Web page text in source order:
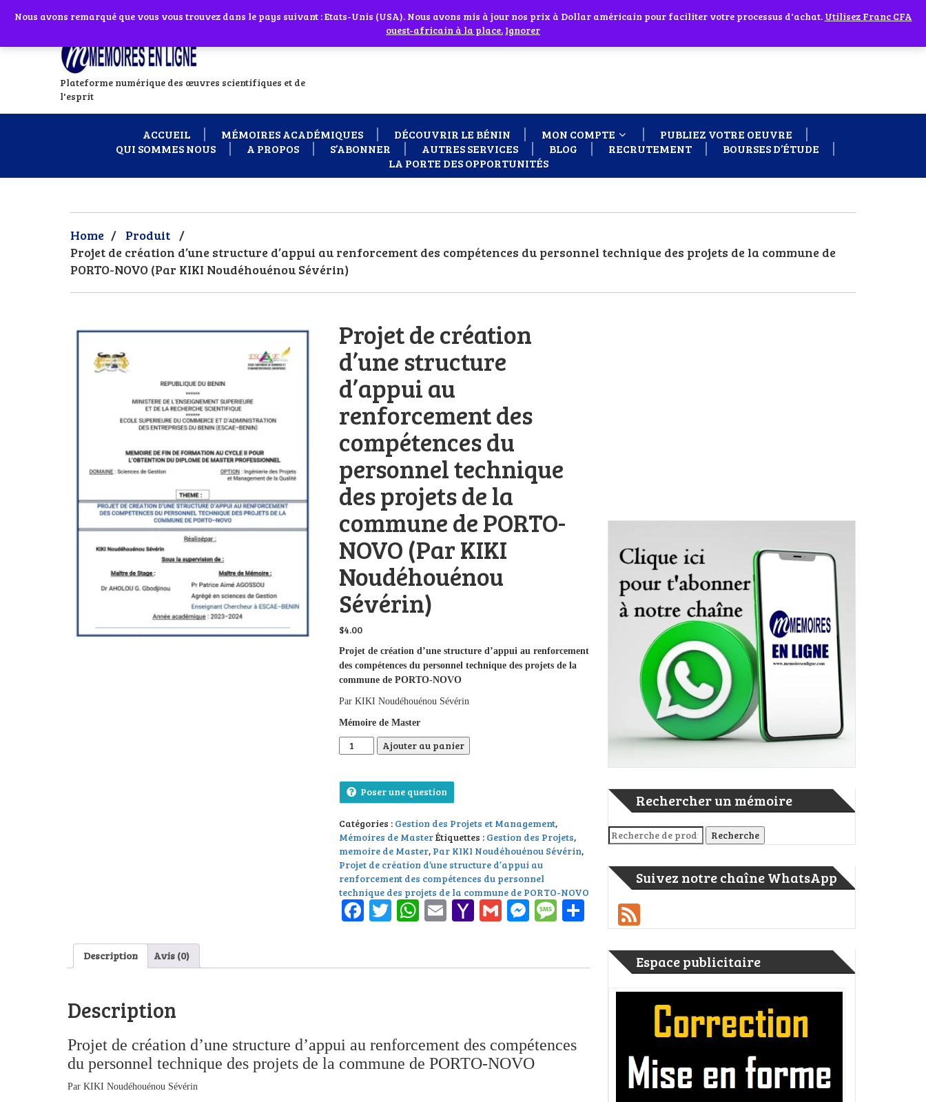
Abonnes toi à notre chaîne WhatsApp en cliquant sur l'icône en face
Plateforme numérique des œuvres scientifiques et de
l'esprit
ACCUEIL MÉMOIRES ACADÉMIQUES DÉCOUVRIR LE BÉNIN MON COMPTE
PUBLIEZ VOTRE OEUVRE
QUI SOMMES NOUS
A PROPOS S’ABONNER AUTRES SERVICES BLOG RECRUTEMENT
BOURSES D’ÉTUDE
LA PORTE DES OPPORTUNITÉS
Home / Produit /
Projet de création d’une structure d’appui au renforcement des compétences du personnel technique des projets de la commune de
PORTO-NOVO (Par KIKI Noudéhouénou Sévérin)
Projet de création
d’une structure
d’appui au
renforcement des
compétences du
personnel technique
des projets de la
commune de PORTO-
NOVO (Par KIKI
Noudéhouénou
Sévérin)
$4.00
Projet de création d’une structure d’appui au renforcement
des compétences du personnel technique des projets de la
commune de PORTO-NOVO
Par KIKI Noudéhouénou Sévérin
Mémoire de Master
quantité de Projet de création d’une structure d’appui au renforcement des compétences du personnel technique des projets de
Ajouter au panier
Poser une question
Catégories : Gestion des Projets et Management,
Mémoires de MasterÉtiquettes : Gestion des Projets,
memoire de Master, Par KIKI Noudéhouénou Sévérin,
Projet de création d’une structure d’appui au
renforcement des compétences du personnel
technique des projets de la commune de PORTO-NOVO
Facebook
Twitter
WhatsApp
EmailYahoo
GmailMessenger
Message
Partager
Description Avis (0)
Description
Projet de création d’une structure d’appui au renforcement des compétences
du personnel technique des projets de la commune de PORTO-NOVO
Par KIKI Noudéhouénou Sévérin
Rechercher un mémoire
Recherche pour : Recherche
Suivez notre chaîne WhatsApp
Espace publicitaire
Si vous avez besoin d'assistance Contactez-nous par WhatsApp au +229 01 95 33 60 26 Ignorer
Nous avons remarqué que vous vous trouvez dans le pays suivant : Etats-Unis (USA). Nous avons mis à jour nos prix à Dollar américain pour faciliter votre processus d'achat. Utilisez Franc CFA
ouest-africain à la place. Ignorer